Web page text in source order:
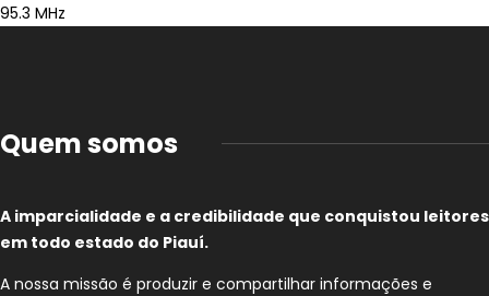
95.3 MHz
Quem somos
A imparcialidade e a credibilidade que conquistou leitores
em todo estado do Piauí.
A nossa missão é produzir e compartilhar informações e